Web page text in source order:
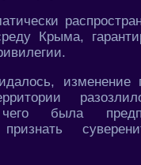
Крыма,
изменение
чего была